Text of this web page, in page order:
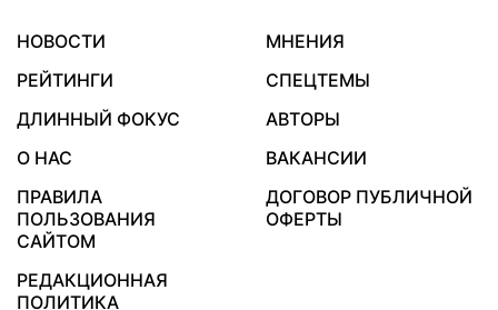
НОВОСТИ
МНЕНИЯ
РЕЙТИНГИ
СПЕЦТЕМЫ
ДЛИННЫЙ ФОКУС
АВТОРЫ
О НАС
ВАКАНСИИ
ПРАВИЛА
ПОЛЬЗОВАНИЯ
САЙТОМ
ДОГОВОР ПУБЛИЧНОЙ
ОФЕРТЫ
РЕДАКЦИОННАЯ
ПОЛИТИКА